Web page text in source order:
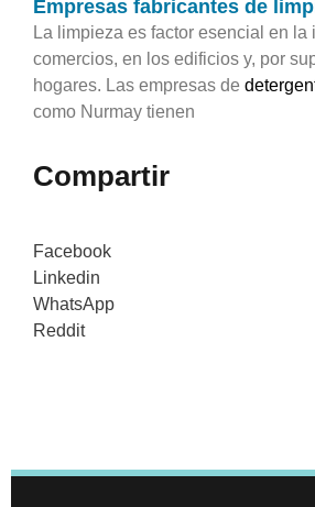
Empresas fabricantes de
La limpieza es factor esencial en la
comercios, en los edificios y, por
hogares. Las empresas de
como Nurmay tienen
Compartir
Facebook
Linkedin
WhatsApp
Reddit